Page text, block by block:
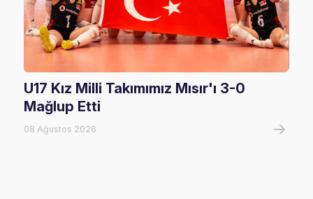
U17 Kız Milli Takımımız Mısır'ı 3-0
Mağlup Etti
08 Ağustos 2026